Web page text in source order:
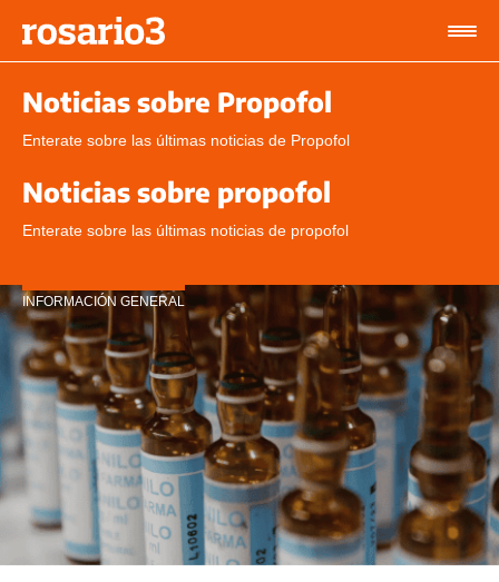
Noticias sobre Propofol
Enterate sobre las últimas noticias de Propofol
Noticias sobre propofol
Enterate sobre las últimas noticias de propofol
INFORMACIÓN GENERAL